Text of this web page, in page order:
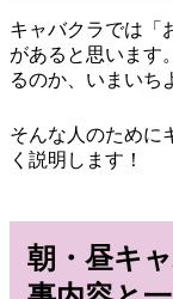
キャバクラでは「
があると思います
るのか、いまいち
そんな人のために
く説明します！
朝・昼キ